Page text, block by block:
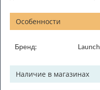
Особенности
Бренд: Launch
Наличие в магазинах